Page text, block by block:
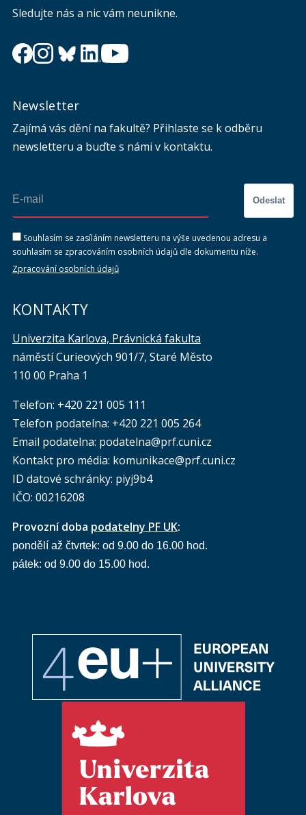
Sledujte nás a nic vám neunikne.
Newsletter
Zajímá vás dění na fakultě? Přihlaste se k odběru
newsletteru a buďte s námi v kontaktu.
Odeslat
Souhlasím se zasíláním newsletteru na výše uvedenou adresu a
souhlasím se zpracováním osobních údajů dle dokumentu níže.
Zpracování osobních údajů
KONTAKTY
Univerzita Karlova, Právnická fakulta
náměstí Curieových 901/7, Staré Město
110 00 Praha 1
Telefon: +420 221 005 111
Telefon podatelna: +420 221 005 264
Email podatelna: podatelna@prf.cuni.cz
Kontakt pro média: komunikace@prf.cuni.cz
ID datové schránky: piyj9b4
IČO: 00216208
Provozní doba podatelny PF UK:
pondělí až čtvrtek: od 9.00 do 16.00 hod.
pátek: od 9.00 do 15.00 hod.